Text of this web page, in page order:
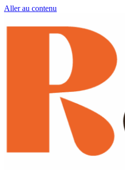
Aller au contenu